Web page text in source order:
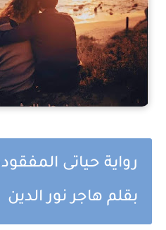
رواية حياتى
بقلم هاجر نور الدين